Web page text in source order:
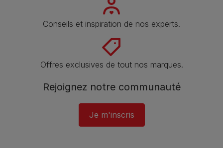
Conseils et inspiration de nos experts.
Offres exclusives de tout nos marques.
Rejoignez notre communauté
Je m'inscris